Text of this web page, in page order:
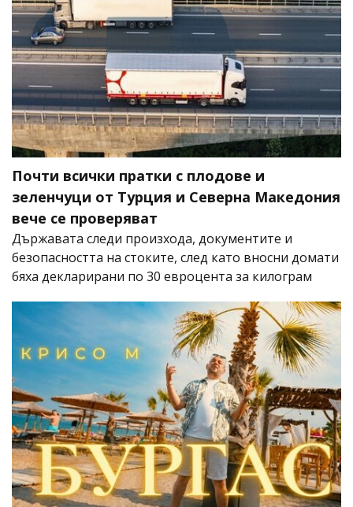
Почти всички пратки с плодове и
зеленчуци от Турция и Северна Македония
вече се проверяват
Държавата следи произхода, документите и
безопасността на стоките, след като вносни домати
бяха декларирани по 30 евроцента за килограм